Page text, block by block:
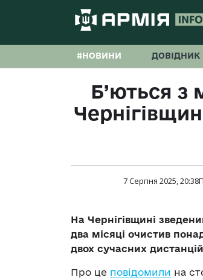
#НОВИНИ ДОВІДНИК
Б’ються з
7 Серпня 2025, 20:38
На Чернігівщині
два місяці очистив
двох сучасних
Про це повідомили на